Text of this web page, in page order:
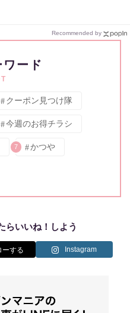
Recommended by
ワード
クーポン見つけ隊
今週のお得チラシ
7 かつや
らいいね！しよう
Instagram